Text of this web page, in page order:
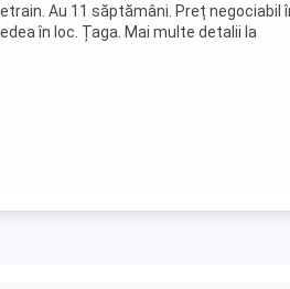
Au 11 săptămâni. Preț negociabil
în loc. Țaga. Mai multe detalii la